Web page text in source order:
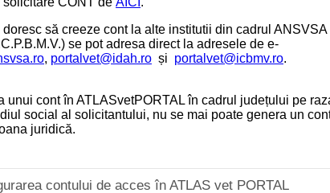
să creeze cont la alte institutii din cadrul ANSVSA
se pot adresa direct la adresele de e-
, portalvet@idah.ro și portalvet@icbmv.ro.
unui cont în ATLASvetPORTAL în cadrul județului pe
social al solicitantului, nu se mai poate genera un
juridică.
contului de acces în ATLAS vet PORTAL